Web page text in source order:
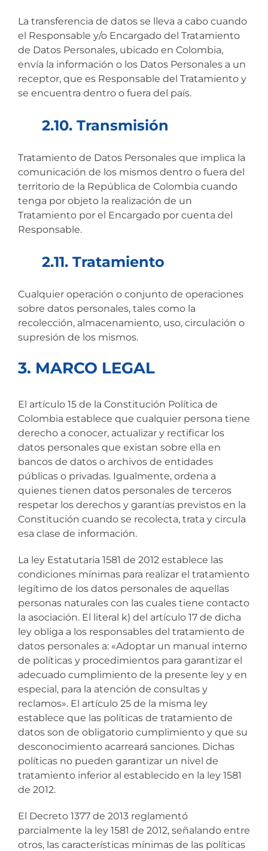
La transferencia de datos se lleva a cabo cuando
el Responsable y/o Encargado del Tratamiento
de Datos Personales, ubicado en Colombia,
envía la información o los Datos Personales a un
receptor, que es Responsable del Tratamiento y
se encuentra dentro o fuera del país.
2.10. Transmisión
Tratamiento de Datos Personales que implica la
comunicación de los mismos dentro o fuera del
territorio de la República de Colombia cuando
tenga por objeto la realización de un
Tratamiento por el Encargado por cuenta del
Responsable.
2.11. Tratamiento
Cualquier operación o conjunto de operaciones
sobre datos personales, tales como la
recolección, almacenamiento, uso, circulación o
supresión de los mismos.
3. MARCO LEGAL
El artículo 15 de la Constitución Política de
Colombia establece que cualquier persona tiene
derecho a conocer, actualizar y rectificar los
datos personales que existan sobre ella en
bancos de datos o archivos de entidades
públicas o privadas. Igualmente, ordena a
quienes tienen datos personales de terceros
respetar los derechos y garantías previstos en la
Constitución cuando se recolecta, trata y circula
esa clase de información.
La ley Estatutaria 1581 de 2012 establece las
condiciones mínimas para realizar el tratamiento
legítimo de los datos personales de aquellas
personas naturales con las cuales tiene contacto
la asociación. El literal k) del artículo 17 de dicha
ley obliga a los responsables del tratamiento de
datos personales a: «Adoptar un manual interno
de políticas y procedimientos para garantizar el
adecuado cumplimiento de la presente ley y en
especial, para la atención de consultas y
reclamos». El artículo 25 de la misma ley
establece que las políticas de tratamiento de
datos son de obligatorio cumplimiento y que su
desconocimiento acarreará sanciones. Dichas
políticas no pueden garantizar un nivel de
tratamiento inferior al establecido en la ley 1581
de 2012.
El Decreto 1377 de 2013 reglamentó
parcialmente la ley 1581 de 2012, señalando entre
otros, las características mínimas de las políticas